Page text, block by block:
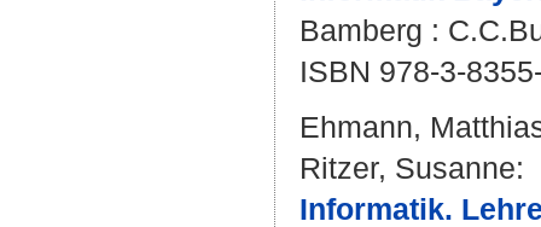
Bamberg :
ISBN 978-3-
Ehmann,
Ritzer, Susanne:
Informatik.